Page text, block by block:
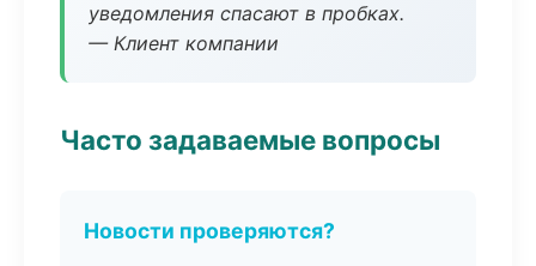
уведомления спасают в пробках.
— Клиент компании
Часто задаваемые вопросы
Новости проверяются?